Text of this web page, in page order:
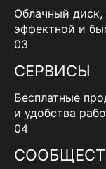
Облачный диск,
эффектной и
03
СЕРВИСЫ
Бесплатные
и удобства
04